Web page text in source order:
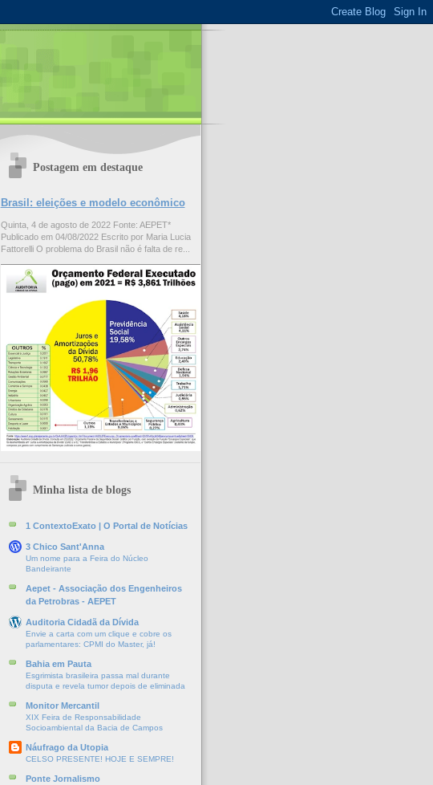
Postagem em destaque
Brasil: eleições e modelo econômico
Quinta, 4 de agosto de 2022 Fonte: AEPET*
Publicado em 04/08/2022 Escrito por Maria Lucia
Fattorelli O problema do Brasil não é falta de re...
Minha lista de blogs
1 ContextoExato | O Portal de Notícias
3 Chico Sant'Anna
Um nome para a Feira do Núcleo
Bandeirante
Aepet - Associação dos Engenheiros
da Petrobras - AEPET
Auditoria Cidadã da Dívida
Envie a carta com um clique e cobre os
parlamentares: CPMI do Master, já!
Bahia em Pauta
Esgrimista brasileira passa mal durante
disputa e revela tumor depois de eliminada
Monitor Mercantil
XIX Feira de Responsabilidade
Socioambiental da Bacia de Campos
Náufrago da Utopia
CELSO PRESENTE! HOJE E SEMPRE!
Ponte Jornalismo